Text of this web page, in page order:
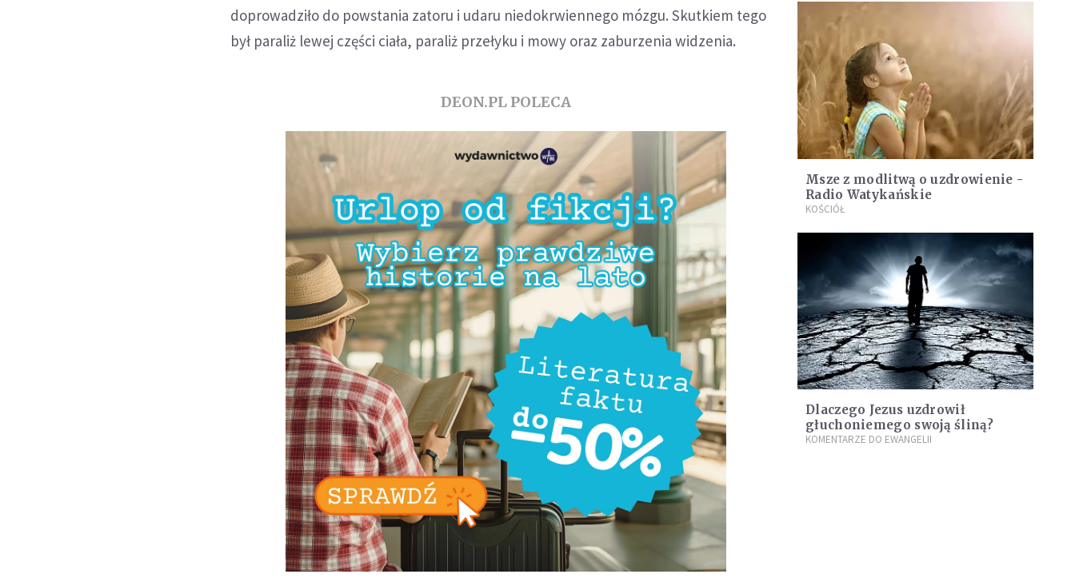
doprowadziło do powstania zatoru i udaru niedokrwiennego mózgu. Skutkiem tego
był paraliż lewej części ciała, paraliż przełyku i mowy oraz zaburzenia widzenia.
DEON.PL POLECA
Msze z modlitwą o uzdrowienie -
Radio Watykańskie
KOŚCIÓŁ
Dlaczego Jezus uzdrowił
głuchoniemego swoją śliną?
KOMENTARZE DO EWANGELII